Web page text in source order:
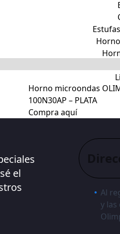
Horno microondas
100N30AP – PLATA
Compra aquí
el
Al
y